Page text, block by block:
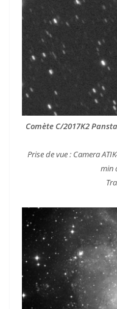
Comète C/2017K2
Prise de vue : Camera
min